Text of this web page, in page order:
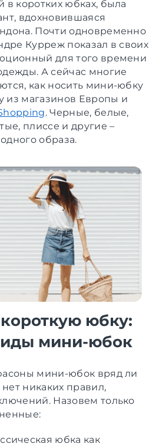
в коротких юбках, была
вдохновившаяся
Почти одновременно
Курреж показал в своих
для того времени
А сейчас многие
как носить мини-юбку
из магазинов Европы и
. Черные, белые,
плиссе и другие –
образа.
юбку:
мини-юбок
мини-юбок вряд ли
нет никаких правил,
Назовем только
юбка как